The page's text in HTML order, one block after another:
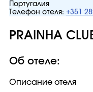
Португалия
Телефон отеля: +351
PRAINHA
Об отеле:
Описание отеля